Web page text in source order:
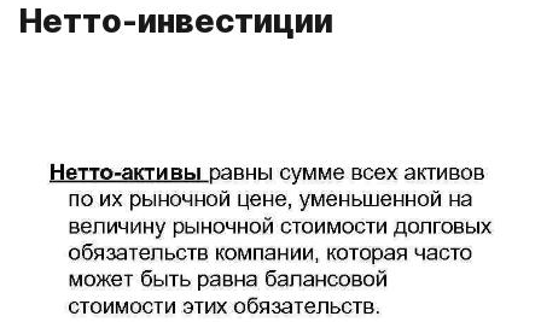
Нетто-инвестиции